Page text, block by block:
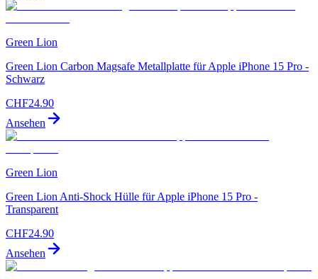
Green Lion
Green Lion Carbon Magsafe Metallplatte für Apple iPhone 15 Pro -
Schwarz
CHF24.90
Ansehen
Green Lion
Green Lion Anti-Shock Hülle für Apple iPhone 15 Pro -
Transparent
CHF24.90
Ansehen